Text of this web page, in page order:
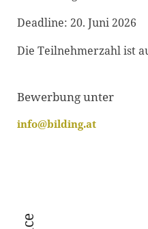
Deadline: 20. Juni 2026
Die Teilnehmerzahl ist
Bewerbung unter
info@bilding.at